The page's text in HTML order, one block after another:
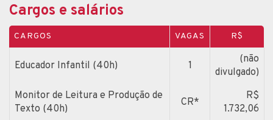
Cargos e salários
CARGOS VAGAS R$
Educador Infantil (40h) 1
(não
divulgado)
Monitor de Leitura e Produção de
Texto (40h)
CR*
R$
1.732,06